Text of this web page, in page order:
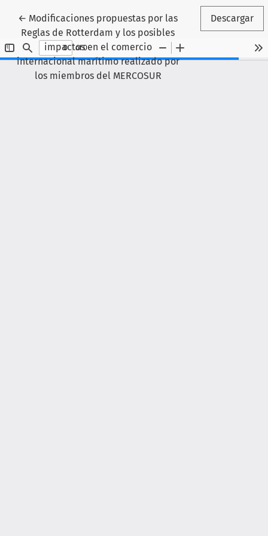
← Volver a los detalles del artículo
Modificaciones propuestas por las
Reglas de Rotterdam y los posibles
impactos en el comercio
internacional marítimo realizado por
los miembros del MERCOSUR
Descargar